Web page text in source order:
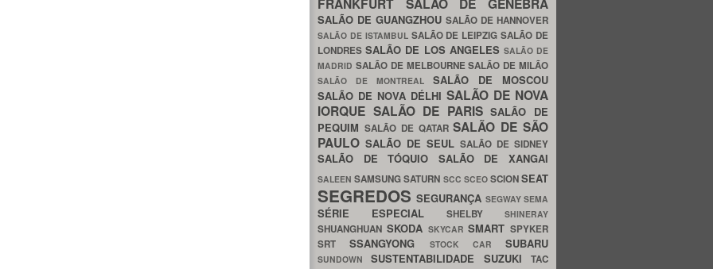
SALÃO DE GUANGZHOU SALÃO DE HANNOVER
SALÃO DE ISTAMBUL SALÃO DE LEIPZIGSALÃO DE
LONDRESSALÃO DE LOS ANGELES SALÃO DE
MADRID SALÃO DE MELBOURNESALÃO DE MILÃO
SALÃO DE MONTREAL SALÃO DE MOSCOU
SALÃO DE NOVA DÉLHI SALÃO DE NOVA
IORQUE SALÃO DE PARISSALÃO DE
PEQUIM SALÃO DE QATARSALÃO DE SÃO
PAULO SALÃO DE SEUL SALÃO DE SIDNEY
SALÃO DE TÓQUIO SALÃO DE XANGAI
SALEENSAMSUNGSATURN SCC SCEO SCIONSEAT
SEGREDOSSEGURANÇA SEGWAYSEMA
SÉRIE ESPECIAL SHELBY SHINERAY
SHUANGHUAN SKODA SKYCARSMART SPYKER
SRTSSANGYONG STOCK CAR SUBARU
SUNDOWNSUSTENTABILIDADE SUZUKITAC